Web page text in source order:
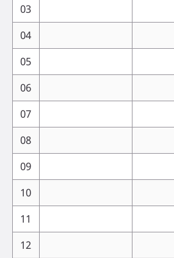
03
04
05
06
07
08
09
10
11
12